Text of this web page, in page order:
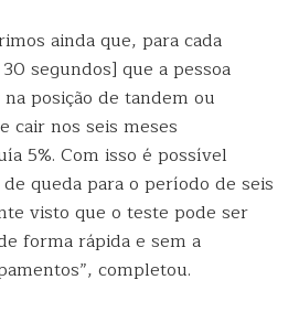
ainda que, para cada
segundos] que a pessoa
posição de tandem ou
cair nos seis meses
5%. Com isso é possível
queda para o período de seis
visto que o teste pode ser
forma rápida e sem a
completou.